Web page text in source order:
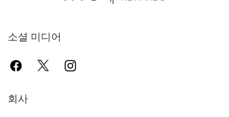
소셜 미디어
회사